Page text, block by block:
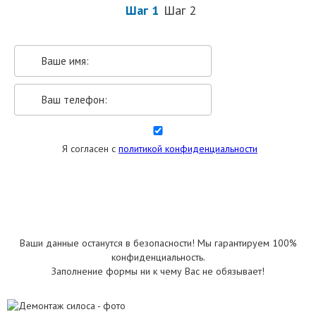
Шаг 1 Шаг 2
Я согласен с политикой конфиденциальности
Ваши данные останутся в безопасности! Мы гарантируем 100%
конфиденциальность.
Заполнение формы ни к чему Вас не обязывает!